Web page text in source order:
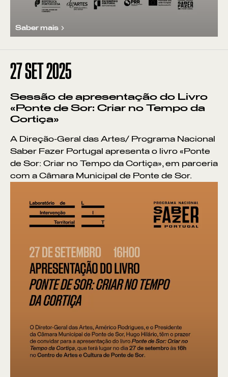
Saber mais
27SET 2025
Sessão de apresentação do Livro
«Ponte de Sor: Criar no Tempo da
Cortiça»
A Direção-Geral das Artes/ Programa Nacional
Saber Fazer Portugal apresenta o livro «Ponte
de Sor: Criar no Tempo da Cortiça», em parceria
com a Câmara Municipal de Ponte de Sor.